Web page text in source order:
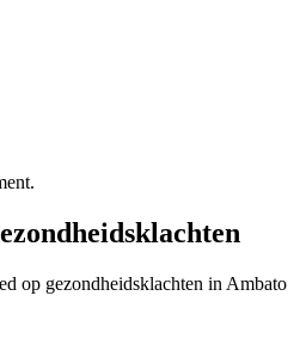
op gezondheidsklachten in Ambato